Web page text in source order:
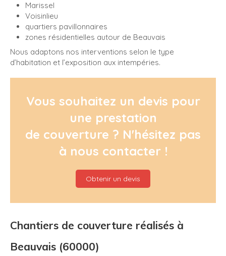
Marissel
Voisinlieu
quartiers pavillonnaires
zones résidentielles autour de Beauvais
Nous adaptons nos interventions selon le type
d’habitation et l’exposition aux intempéries.
Vous souhaitez un devis pour
une prestation
de couverture ? N'hésitez pas
à nous contacter !
Obtenir un devis
Chantiers de couverture réalisés à
Beauvais (60000)